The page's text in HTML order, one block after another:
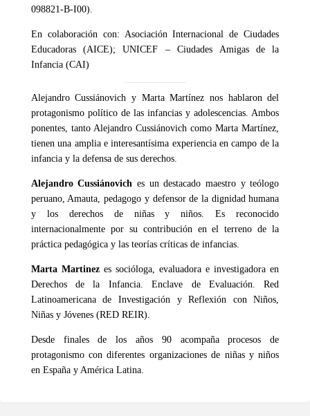
098821-B-I00).
En colaboración con: Asociación Internacional de Ciudades
Educadoras (AICE); UNICEF – Ciudades Amigas de la
Infancia (CAI)
Alejandro Cussiánovich y Marta Martínez nos hablaron del
protagonismo político de las infancias y adolescencias. Ambos
ponentes, tanto Alejandro Cussiánovich como Marta Martínez,
tienen una amplia e interesantísima experiencia en campo de la
infancia y la defensa de sus derechos.
Alejandro Cussiánoviches un destacado maestro y teólogo
peruano, Amauta, pedagogo y defensor de la dignidad humana
y los derechos de niñas y niños. Es reconocido
internacionalmente por su contribución en el terreno de la
práctica pedagógica y las teorías críticas de infancias.
Marta Martinezes socióloga, evaluadora e investigadora en
Derechos de la Infancia. Enclave de Evaluación. Red
Latinoamericana de Investigación y Reflexión con Niños,
Niñas y Jóvenes (RED REIR).
Desde finales de los años 90 acompaña procesos de
protagonismo con diferentes organizaciones de niñas y niños
en España y América Latina.